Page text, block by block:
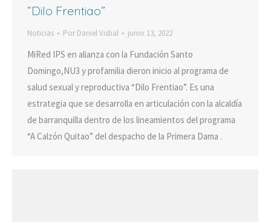
“Dilo Frentiao”
Noticias Por Daniel Visbal junio 13, 2022
MiRed IPS en alianza con la Fundación Santo
Domingo,NU3 y profamilia dieron inicio al programa de
salud sexual y reproductiva “Dilo Frentiao”. Es una
estrategia que se desarrolla en articulación con la alcaldía
de barranquilla dentro de los lineamientos del programa
“A Calzón Quitao” del despacho de la Primera Dama .